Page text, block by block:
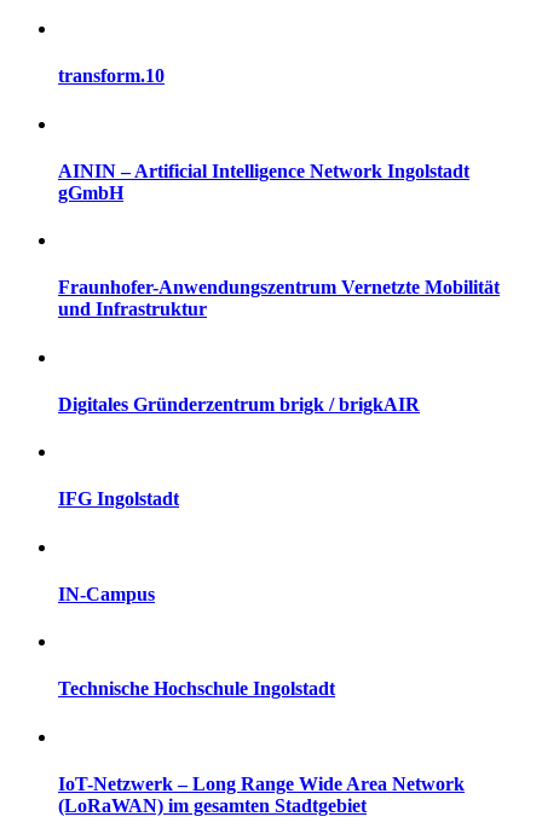
transform.10
AININ – Artificial Intelligence Network Ingolstadt
gGmbH
Fraunhofer-Anwendungszentrum Vernetzte Mobilität
und Infrastruktur
Digitales Gründerzentrum brigk / brigkAIR
IFG Ingolstadt
IN-Campus
Technische Hochschule Ingolstadt
IoT-Netzwerk – Long Range Wide Area Network
(LoRaWAN) im gesamten Stadtgebiet